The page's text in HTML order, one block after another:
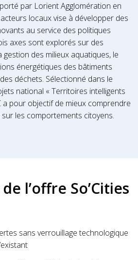
par Lorient Agglomération en
locaux vise à développer des
au service des politiques
axes sont explorés sur des
gestion des milieux aquatiques, le
énergétiques des bâtiments
déchets. Sélectionné dans le
national « Territoires intelligents
a pour objectif de mieux comprendre
sur les comportements citoyens.
l’offre So’Cities
sans verrouillage technologique